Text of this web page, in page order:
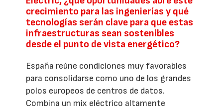
crecimiento para las ingenierías y qué
tecnologías serán clave para que estas
infraestructuras sean sostenibles
desde el punto de vista energético?
España reúne condiciones muy favorables
para consolidarse como uno de los grandes
polos europeos de centros de datos.
Combina un mix eléctrico altamente